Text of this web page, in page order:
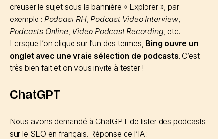
creuser le sujet sous la bannière « Explorer », par
exemple : Podcast RH, Podcast Video Interview,
Podcasts Online, Video Podcast Recording, etc.
Lorsque l’on clique sur l’un des termes, Bing ouvre un
onglet avec une vraie sélection de podcasts. C’est
très bien fait et on vous invite à tester !
ChatGPT
Nous avons demandé à ChatGPT de lister des podcasts
sur le SEO en français. Réponse de l’IA :